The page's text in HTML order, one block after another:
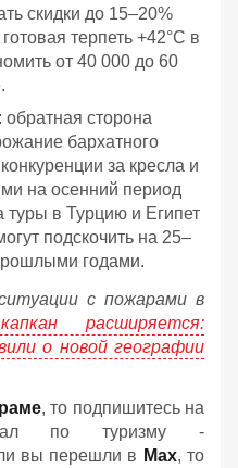
скидки до 15–20%
терпеть +42°C в
от 40 000 до 60
обратная сторона
бархатного
за кресла и
на осенний период
в Турцию и Египет
подскочить на 25–
годами.
с пожарами в
расширяется:
о новой географии
, то подпишитесь на
по туризму -
вы перешли в Мах, то